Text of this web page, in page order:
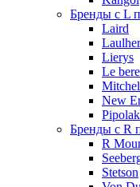
Бренды с L
Laird
Lierys
Le
New
Бренды с R
R
Stetson